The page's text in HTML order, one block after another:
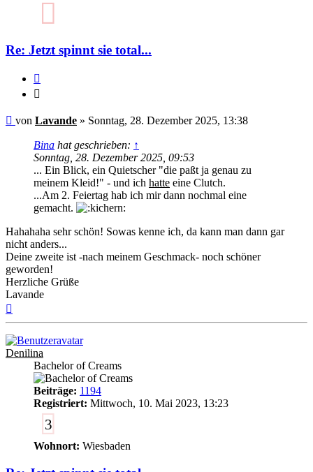
Re: Jetzt spinnt sie total...
Ungelesener
von Lavande » Sonntag, 28. Dezember 2025, 13:38
Bina hat geschrieben: ↑
Sonntag, 28. Dezember 2025, 09:53
... Ein Blick, ein Quietscher "die paßt ja genau zu
meinem Kleid!" - und ich hatte eine Clutch.
...Am 2. Feiertag hab ich mir dann nochmal eine
gemacht.
Hahahaha sehr schön! Sowas kenne ich, da kann man dann gar
nicht anders...
Deine zweite ist -nach meinem Geschmack- noch schöner
geworden!
Herzliche Grüße
Lavande
Denilina
Bachelor of Creams
Beiträge: 1194
Registriert: Mittwoch, 10. Mai 2023, 13:23
3
Wohnort: Wiesbaden